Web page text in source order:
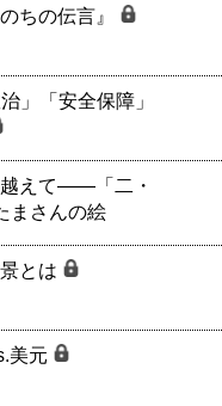
ちの伝言』
」「安全保障」
越えて――「二・
まさんの絵
とは
美元